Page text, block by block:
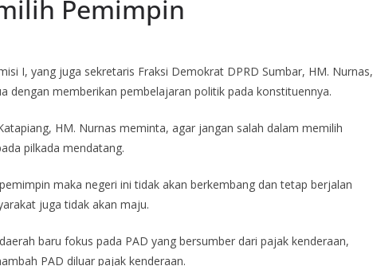
Pemimpin
I, yang juga sekretaris Fraksi Demokrat DPRD Sumbar, HM. Nurnas,
dengan memberikan pembelajaran politik pada konstituennya.
HM. Nurnas meminta, agar jangan salah dalam memilih
pilkada mendatang.
maka negeri ini tidak akan berkembang dan tetap berjalan
juga tidak akan maju.
baru fokus pada PAD yang bersumber dari pajak kenderaan,
PAD diluar pajak kenderaan.